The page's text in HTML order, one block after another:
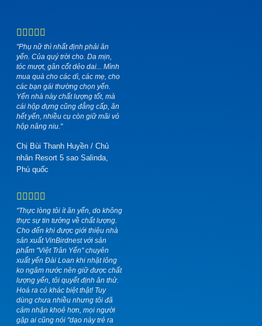
"Phụ nữ thì nhất định phải ăn
yến. Của quý trời cho. Da mịn,
tóc mượt, gân cốt dẻo dai... Mình
mua quà cho các dì, các mẹ, cho
các bạn gái thường chọn yến.
Yến nhà này chất lượng tốt, mà
cái hộp đựng cũng đẳng cấp, ăn
hết yến, nhiều cụ còn giữ mãi vỏ
hộp nâng niu."
Chị Bùi Thanh Huyền / Chủ
nhân Resort 5 sao Salinda,
Phú quốc
"Thực lòng tôi ít ăn yến, do không
thực sự tin tưởng về chất lượng.
Cho đến khi được giới thiệu nhà
sản xuất VinBirdnest với sản
phẩm "Việt Trân Yến" chuyên
xuất yến Đài Loan khi nhặt lông
ko ngâm nước nên giữ được chất
lượng yến, tôi quyết định ăn thử.
Hoá ra có khác biệt thật! Tuy
dùng chưa nhiều nhưng tôi đã
cảm nhận khoẻ hơn, mọi người
gặp ai cũng nói "dạo này trẻ ra